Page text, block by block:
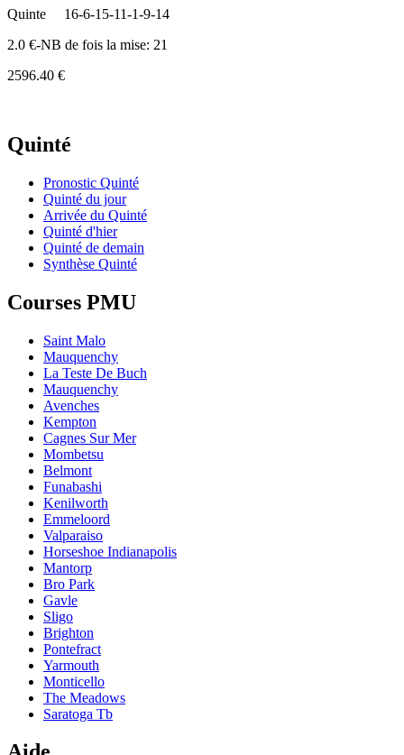
Quinte
16-6-15-11-1-9-14
2.0 €-NB de fois la mise: 21
2596.40 €
Quinté
Pronostic Quinté
Quinté du jour
Arrivée du Quinté
Quinté d'hier
Quinté de demain
Synthèse Quinté
Courses PMU
Saint Malo
Mauquenchy
La Teste De Buch
Mauquenchy
Avenches
Kempton
Cagnes Sur Mer
Mombetsu
Belmont
Funabashi
Kenilworth
Emmeloord
Valparaiso
Horseshoe Indianapolis
Mantorp
Bro Park
Gavle
Sligo
Brighton
Pontefract
Yarmouth
Monticello
The Meadows
Saratoga Tb